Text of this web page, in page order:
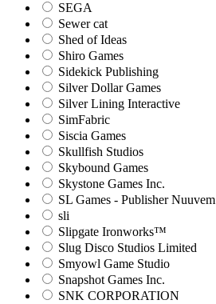
SEGA
Sewer cat
Shed of Ideas
Shiro Games
Sidekick Publishing
Silver Dollar Games
Silver Lining Interactive
SimFabric
Siscia Games
Skullfish Studios
Skybound Games
Skystone Games Inc.
SL Games - Publisher Nuuvem
sli
Slipgate Ironworks™
Slug Disco Studios Limited
Smyowl Game Studio
Snapshot Games Inc.
SNK CORPORATION